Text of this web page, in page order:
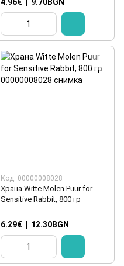
4.96€ 9.70BGN
Код: 00000008028
Храна Witte Molen Puur for
Sensitive Rabbit, 800 гр
6.29€ 12.30BGN